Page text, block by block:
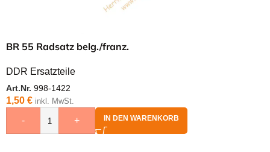
BR 55 Radsatz belg./franz.
DDR Ersatzteile
Art.Nr. 998-1422
1,50 € inkl. MwSt.
- + IN DEN WARENKORB